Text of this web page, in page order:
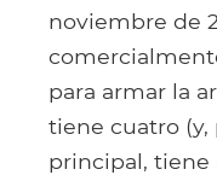
noviembre de
para armar la
tiene cuatro (y,
principal, tiene